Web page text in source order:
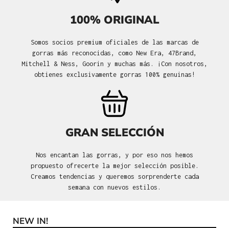
100% ORIGINAL
Somos socios premium oficiales de las marcas de
gorras más reconocidas, como New Era, 47Brand,
Mitchell & Ness, Goorin y muchas más. ¡Con nosotros,
obtienes exclusivamente gorras 100% genuinas!
GRAN SELECCIÓN
Nos encantan las gorras, y por eso nos hemos
propuesto ofrecerte la mejor selección posible.
Creamos tendencias y queremos sorprenderte cada
semana con nuevos estilos.
Omitir la galería de productos
NEW IN!